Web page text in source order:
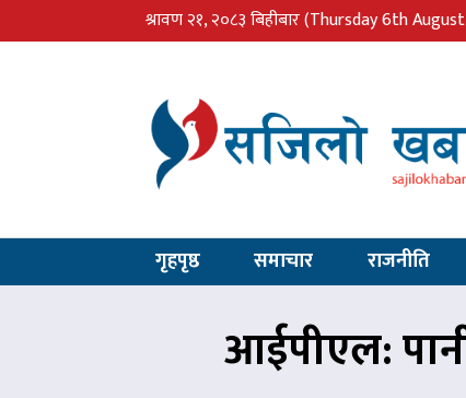
श्रावण २१, २०८३ बिहीबार(Thursday 6th
गृहपृष्ठ समाचार राजनीति
आईपीएल: